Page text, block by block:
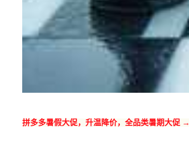
拼多多暑假大促，升温降价，全品类暑期大促 →